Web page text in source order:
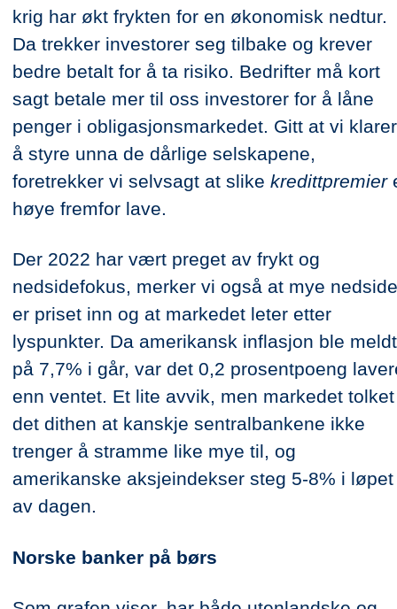
krig har økt frykten for en økonomisk nedtur.
Da trekker investorer seg tilbake og krever
bedre betalt for å ta risiko. Bedrifter må kort
sagt betale mer til oss investorer for å låne
penger i obligasjonsmarkedet. Gitt at vi klarer
å styre unna de dårlige selskapene,
foretrekker vi selvsagt at slike kredittpremier
høye fremfor lave.
Der 2022 har vært preget av frykt og
nedsidefokus, merker vi også at mye nedside
er priset inn og at markedet leter etter
lyspunkter. Da amerikansk inflasjon ble meldt
på 7,7% i går, var det 0,2 prosentpoeng
enn ventet. Et lite avvik, men markedet tolket
det dithen at kanskje sentralbankene ikke
trenger å stramme like mye til, og
amerikanske aksjeindekser steg 5-8% i løpet
av dagen.
Norske banker på børs